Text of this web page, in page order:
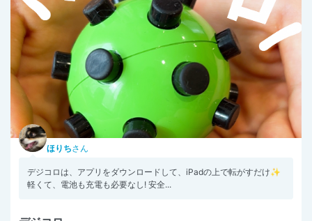
ほりちさん
デジコロは、アプリをダウンロードして、iPadの上で転がすだけ✨
軽くて、電池も充電も必要なし! 安全...